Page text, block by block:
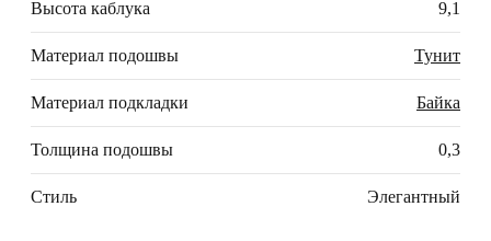
Высота каблука 9,1
Материал подошвы Тунит
Материал подкладки Байка
Толщина подошвы 0,3
Стиль Элегантный